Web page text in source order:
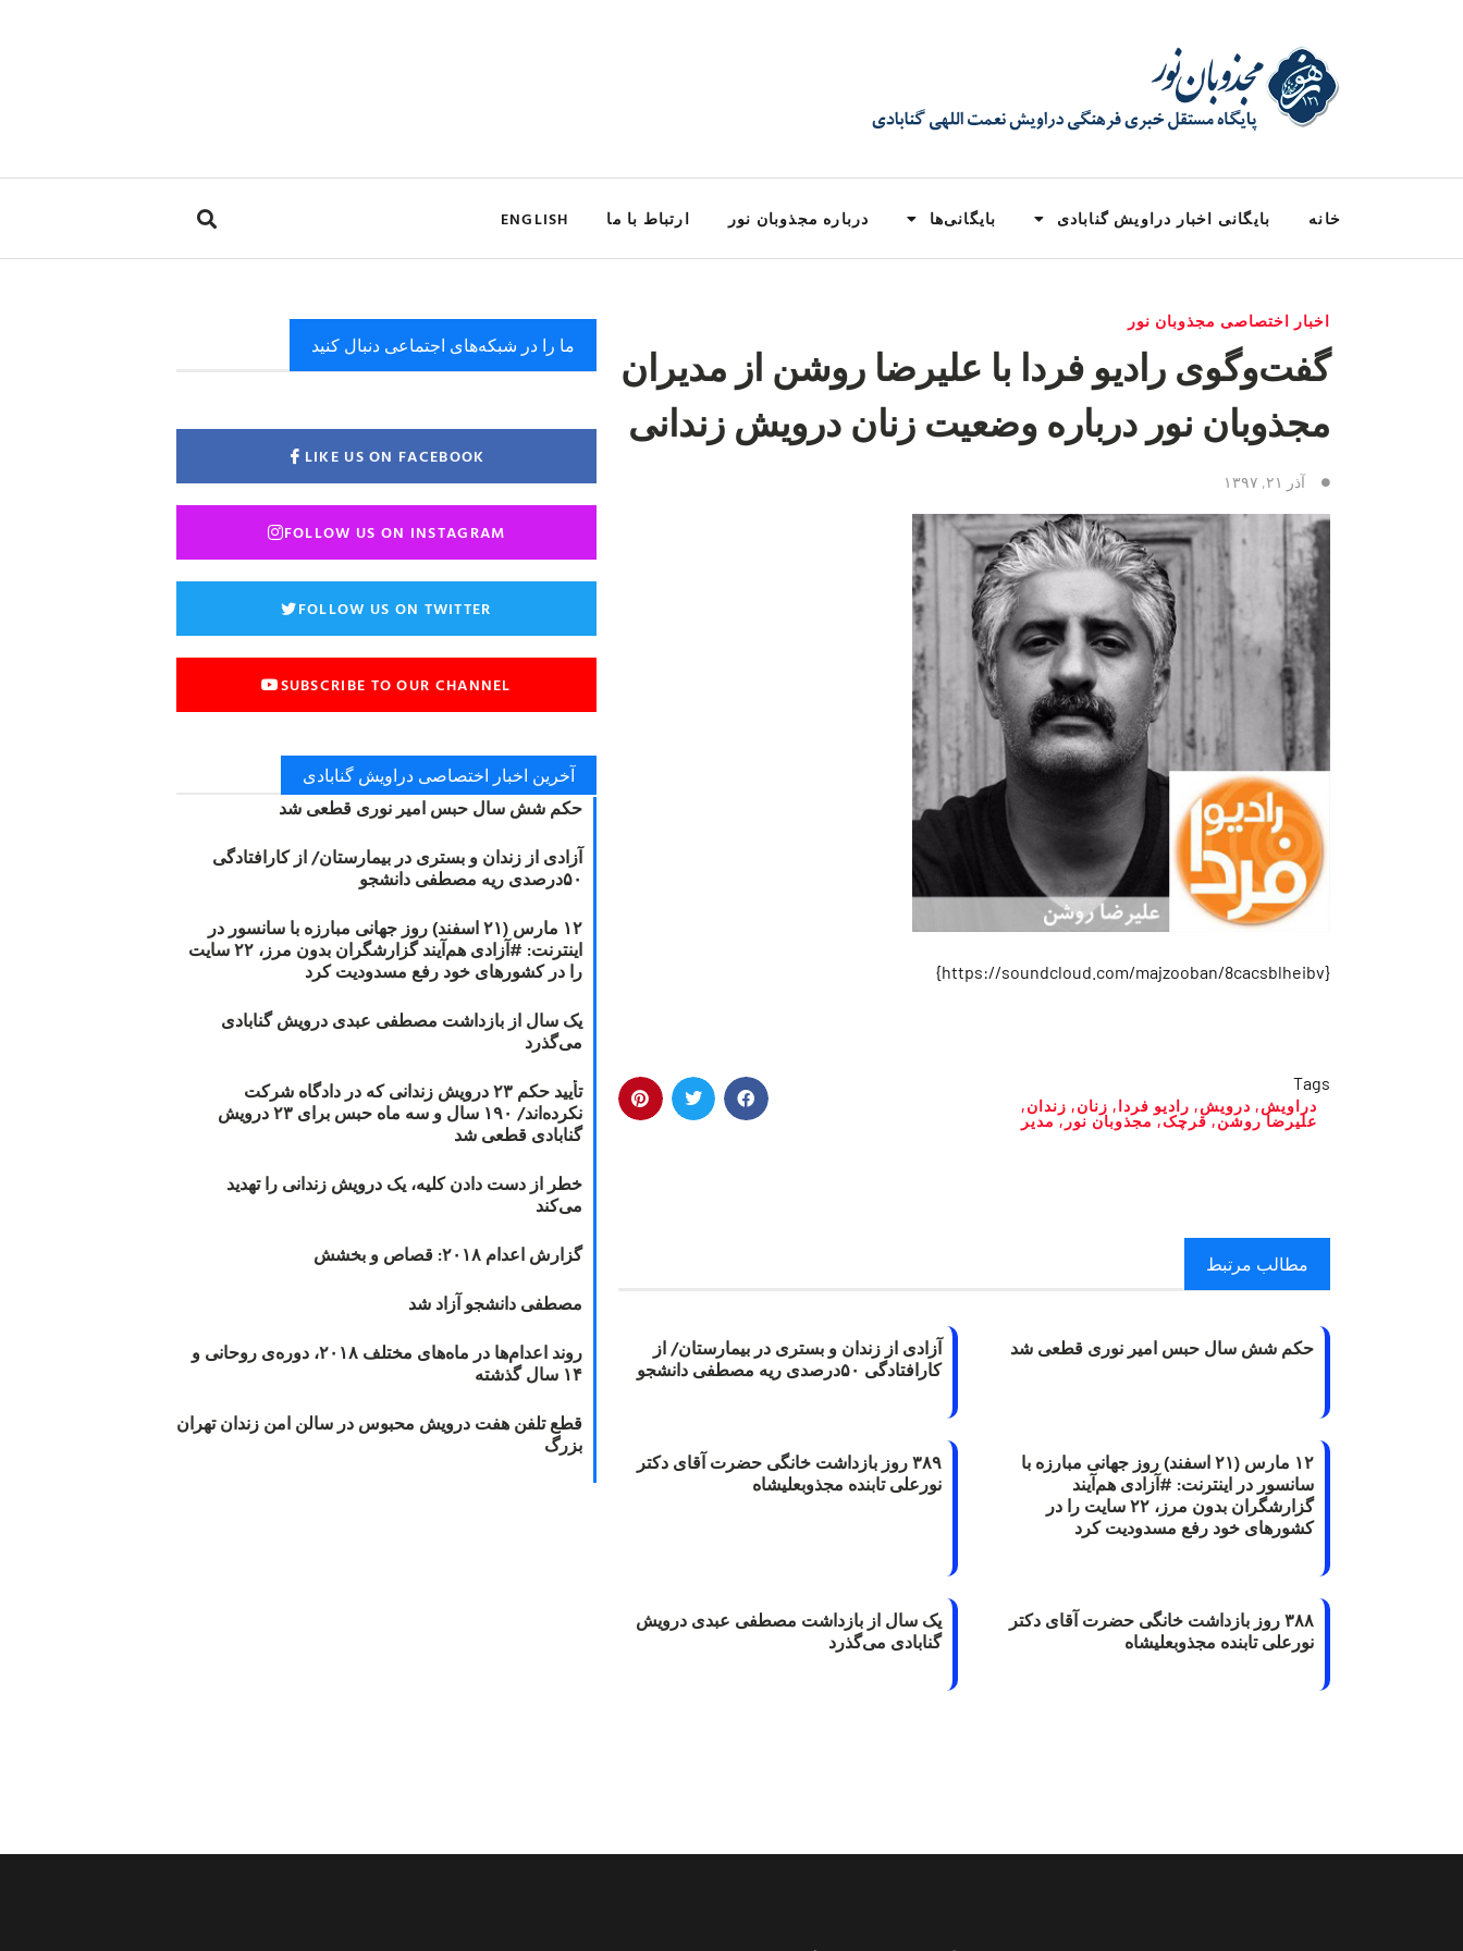
خانه بایگانی اخبار دراویش گنابادی بایگانی‌ها درباره مجذوبان نور ارتباط با ما ENGLISH
اخبار اختصاصی مجذوبان نور
گفت‌وگوی رادیو فردا با علیرضا روشن از مدیران
مجذوبان نور درباره وضعیت زنان درویش زندانی
آذر ۲۱, ۱۳۹۷
{https://soundcloud.com/majzooban/8cacsblheibv}
Tags
دراویش, درویش, رادیو فردا, زنان, زندان,
علیرضا روشن,قرچک,مجذوبان نور , مدیر
مطالب مرتبط
حکم شش سال حبس امیر نوری قطعی شد
آزادی از زندان و بستری در بیمارستان/ از
کارافتادگی ۵۰درصدی ریه مصطفی دانشجو
۱۲ مارس (۲۱ اسفند) روز جهانی مبارزه با
سانسور در اینترنت: #آزادی هم‌آیند
گزارشگران‌ بدون مرز، ۲۲ سایت را در
کشورهای خود رفع مسدودیت کرد
۳۸۹ روز بازداشت خانگی حضرت آقای دکتر
نورعلی تابنده مجذوبعلیشاه
۳۸۸ روز بازداشت خانگی حضرت آقای دکتر
نورعلی تابنده مجذوبعلیشاه
یک سال از بازداشت مصطفی عبدی درویش
گنابادی می‌گذرد
ما را در شبکه‌های اجتماعی دنبال کنید
LIKE US ON FACEBOOK
FOLLOW US ON INSTAGRAM
FOLLOW US ON TWITTER
SUBSCRIBE TO OUR CHANNEL
آخرین اخبار اختصاصی دراویش گنابادی
حکم شش سال حبس امیر نوری قطعی شد
آزادی از زندان و بستری در بیمارستان/ از کارافتادگی
۵۰درصدی ریه مصطفی دانشجو
۱۲ مارس (۲۱ اسفند) روز جهانی مبارزه با سانسور در
اینترنت: #آزادی هم‌آیند گزارشگران‌ بدون مرز، ۲۲ سایت
را در کشورهای خود رفع مسدودیت کرد
یک سال از بازداشت مصطفی عبدی درویش گنابادی
می‌گذرد
تأیید حکم ۲۳ درویش زندانی که در دادگاه شرکت
نکرده‌اند/ ۱۹۰ سال و سه ماه حبس برای ۲۳ درویش
گنابادی قطعی شد
خطر از دست دادن کلیه، یک درویش زندانی را تهدید
می‌کند
گزارش اعدام ۲۰۱۸: قصاص و بخشش
مصطفی دانشجو آزاد شد
روند اعدام‌ها در ماه‌های مختلف ۲۰۱۸، دوره‌ی روحانی و
۱۴ سال گذشته
قطع تلفن هفت درویش محبوس در سالن امن زندان تهران
بزرگ